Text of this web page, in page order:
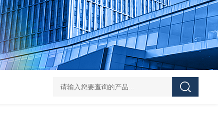
GammaVision伽马能谱分析软件 GammaVision报告生成器